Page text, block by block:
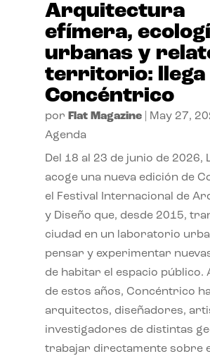
Arquitectura
efímera,
urbanas y
territorio: llega
Concéntrico
por Flat Magazine| May 27,
Agenda
Del 18 al 23 de junio de 2026,
acoge una nueva edición de
el Festival Internacional de
y Diseño que, desde 2015,
ciudad en un laboratorio
pensar y experimentar
de habitar el espacio público.
de estos años, Concéntrico
arquitectos, diseñadores,
investigadores de distintas
trabajar directamente sobre